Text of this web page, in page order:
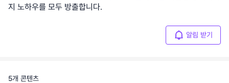
지 노하우를 모두 방출합니다.
알림 받기
5개 콘텐츠